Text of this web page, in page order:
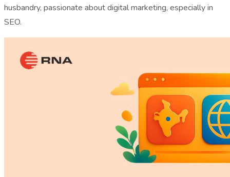
husbandry, passionate about digital marketing, especially in
SEO.